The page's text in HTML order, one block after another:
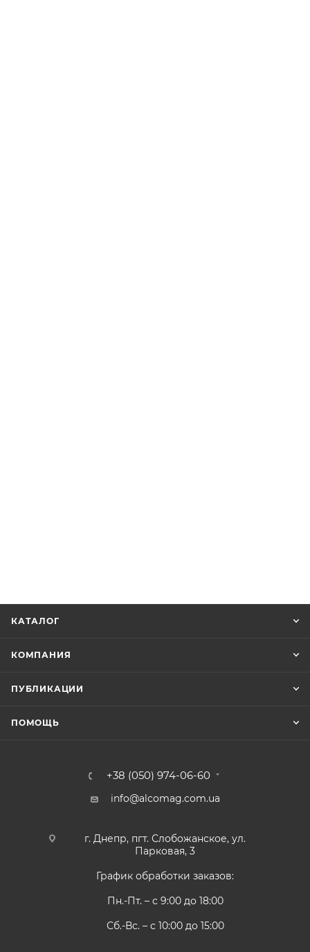
КАТАЛОГ
КОМПАНИЯ
ПУБЛИКАЦИИ
ПОМОЩЬ
+38 (050) 974-06-60
info@alcomag.com.ua
г. Днепр, пгт. Слобожанское, ул.
Парковая, 3
График обработки заказов:
Пн.-Пт. – с 9:00 до 18:00
Сб.-Вс. – с 10:00 до 15:00